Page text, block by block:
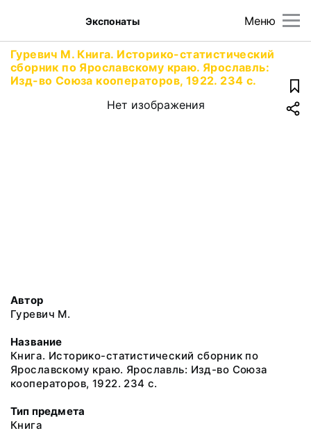
Меню
Экспонаты
Гуревич М. Книга. Историко-статистический
сборник по Ярославскому краю. Ярославль:
Изд-во Союза кооператоров, 1922. 234 с.
Нет изображения
Автор
Гуревич М.
Название
Книга. Историко-статистический сборник по
Ярославскому краю. Ярославль: Изд-во Союза
кооператоров, 1922. 234 с.
Тип предмета
Книга